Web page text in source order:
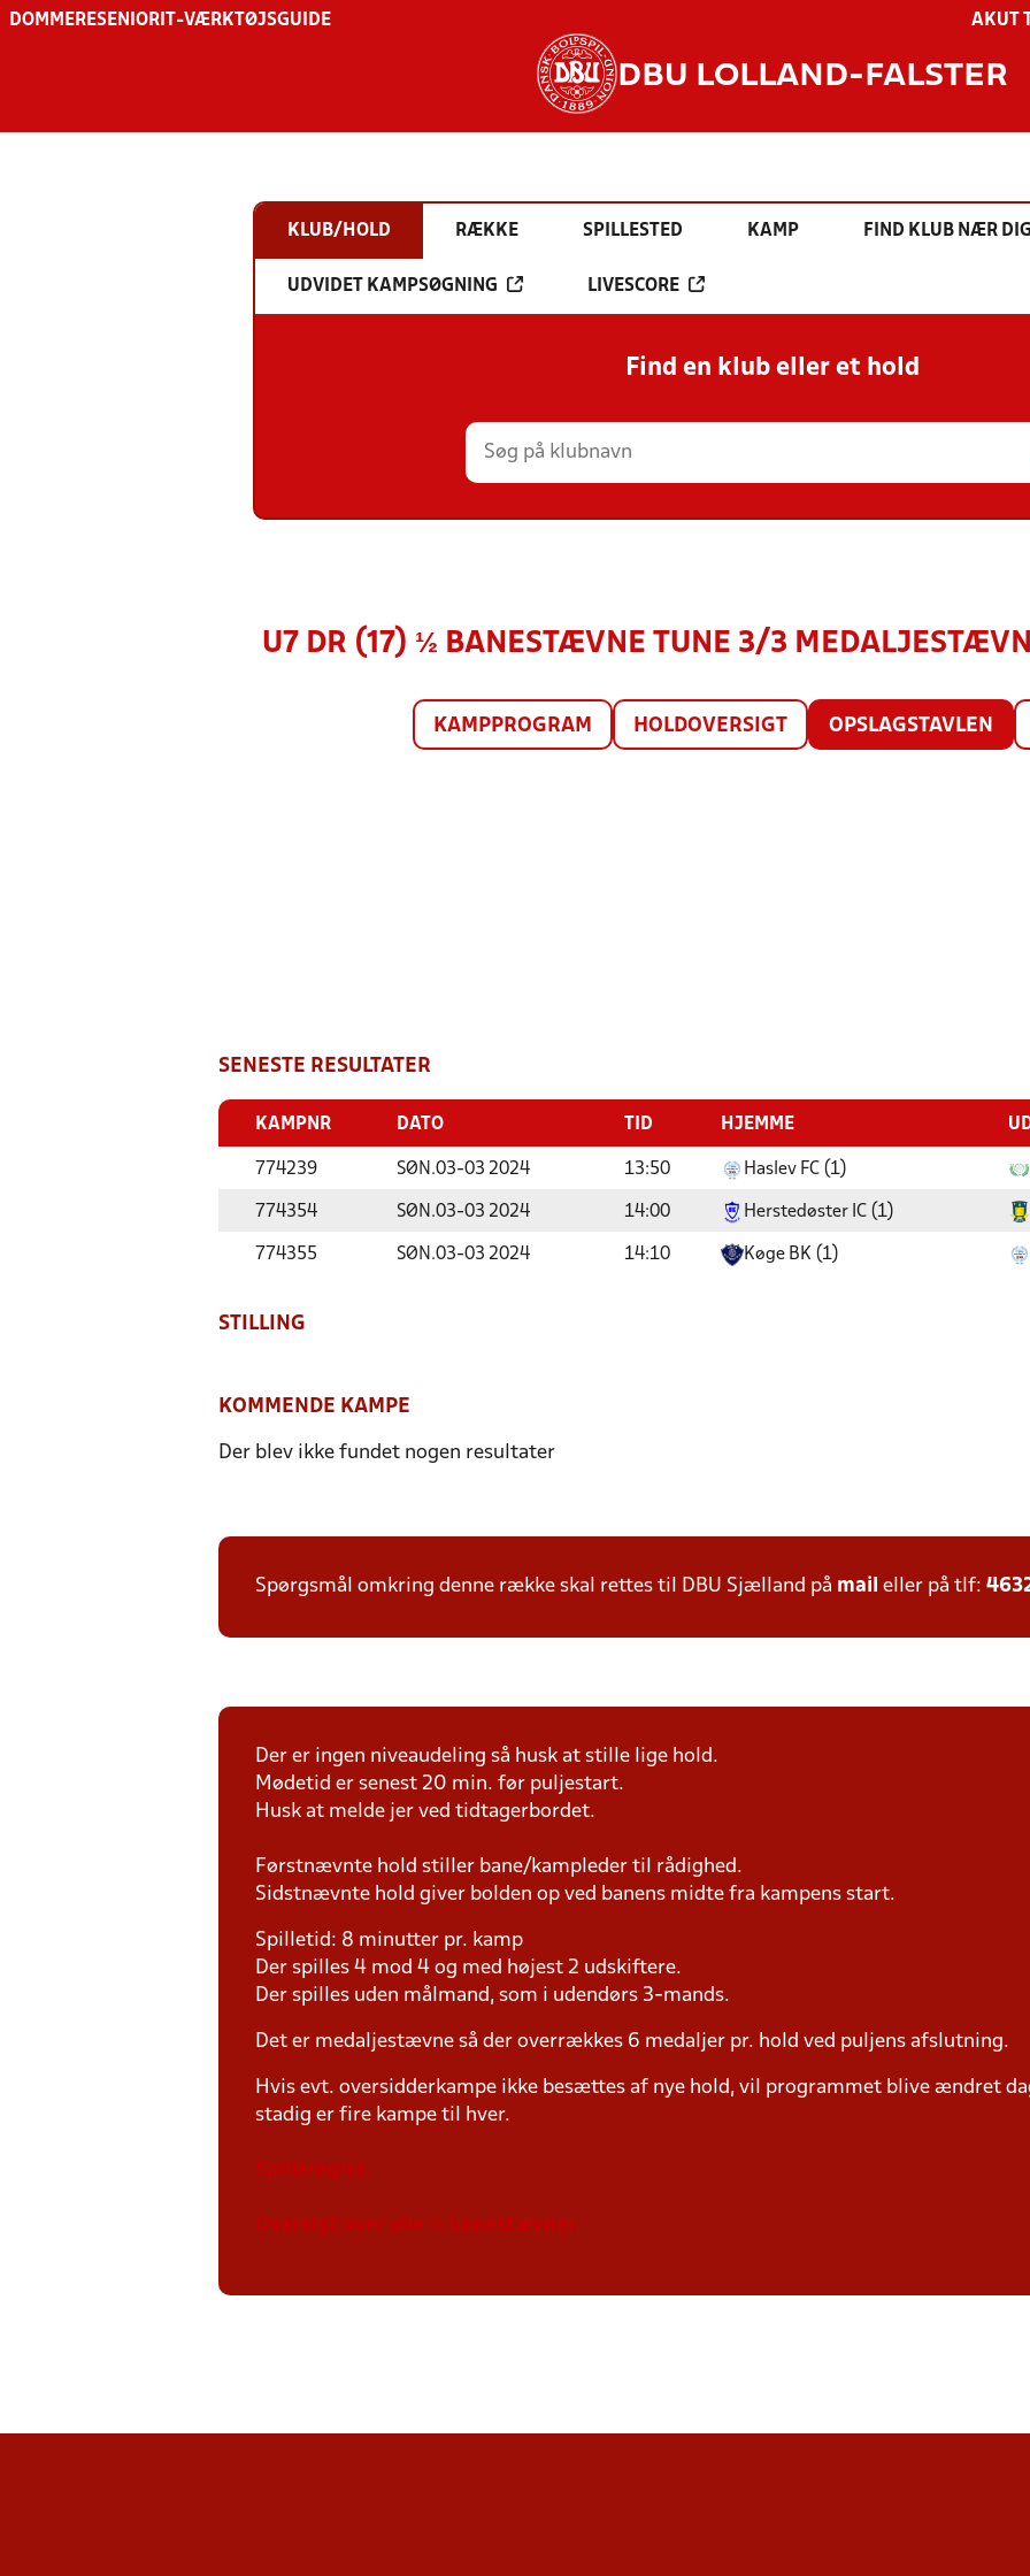
DOMMERESENIOR IT-VÆRKTØJSGUIDE AKUT
DBU LOLLAND-FALSTER
KLUB/HOLD RÆKKE SPILLESTED KAMP FIND KLUB NÆR DIG
UDVIDET KAMPSØGNING LIVESCORE
Find en klub eller et hold
U7 DR (17) ½ BANESTÆVNE TUNE 3/3
KAMPPROGRAM HOLDOVERSIGT OPSLAGSTAVLEN
SENESTE RESULTATER
KAMPNR DATO TID HJEMME
774239 SØN.03-03 2024 13:50 Haslev FC (1)
774354 SØN.03-03 2024 14:00 Herstedøster IC (1)
774355 SØN.03-03 2024 14:10 Køge BK (1)
STILLING
KOMMENDE KAMPE
Der blev ikke fundet nogen resultater
Spørgsmål omkring denne række skal rettes til DBU Sjælland på mail eller på tlf:
Der er ingen niveaudeling så husk at stille lige hold.
Mødetid er senest 20 min. før puljestart.
Husk at melde jer ved tidtagerbordet.
Førstnævnte hold stiller bane/kampleder til rådighed.
Sidstnævnte hold giver bolden op ved banens midte fra kampens start.
Spilletid: 8 minutter pr. kamp
Der spilles 4 mod 4 og med højest 2 udskiftere.
Der spilles uden målmand, som i udendørs 3-mands.
Det er medaljestævne så der overrækkes 6 medaljer pr. hold ved puljens afslutning.
Hvis evt. oversidderkampe ikke besættes af nye hold, vil programmet blive ændret
stadig er fire kampe til hver.
Spilleregler.
Oversigt over alle ½ banestævner.